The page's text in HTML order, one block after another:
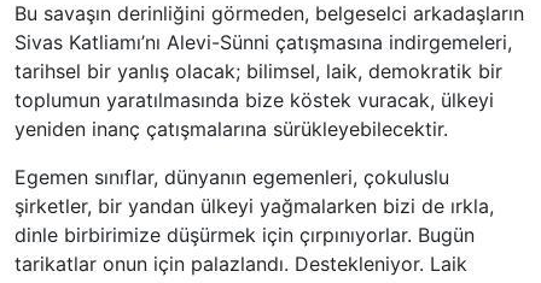
Bu savaşın derinliğini görmeden, belgeselci arkadaşların
Sivas Katliamı’nı Alevi-Sünni çatışmasına indirgemeleri,
tarihsel bir yanlış olacak; bilimsel, laik, demokratik bir
toplumun yaratılmasında bize köstek vuracak, ülkeyi
yeniden inanç çatışmalarına sürükleyebilecektir.
Egemen sınıflar, dünyanın egemenleri, çokuluslu
şirketler, bir yandan ülkeyi yağmalarken bizi de ırkla,
dinle birbirimize düşürmek için çırpınıyorlar. Bugün
tarikatlar onun için palazlandı. Destekleniyor. Laik